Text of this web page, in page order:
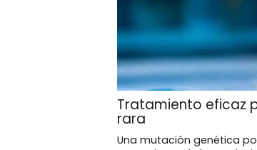
Tratamiento eficaz
rara
Una mutación genética